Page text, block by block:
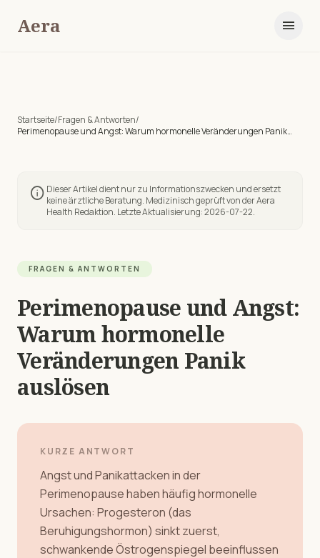
Aera menu
Startseite/Fragen & Antworten/
Perimenopause und Angst: Warum hormonelle Veränderungen Panik
info Dieser Artikel dient nur zu Informationszwecken und ersetzt
keine ärztliche Beratung. Medizinisch geprüft von der Aera
Health Redaktion. Letzte Aktualisierung:2026-07-22.
FRAGEN & ANTWORTEN
Perimenopause und Angst:
Warum hormonelle
Veränderungen Panik
auslösen
KURZE ANTWORT
Angst und Panikattacken in der
Perimenopause haben häufig hormonelle
Ursachen: Progesteron (das
Beruhigungshormon) sinkt zuerst,
schwankende Östrogenspiegel beeinflussen